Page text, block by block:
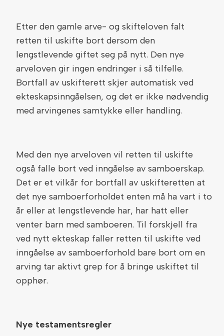
Etter den gamle arve- og skifteloven falt
retten til uskifte bort dersom den
lengstlevende giftet seg på nytt. Den nye
arveloven gir ingen endringer i så tilfelle.
Bortfall av uskifterett skjer automatisk ved
ekteskapsinngåelsen, og det er ikke nødvendig
med arvingenes samtykke eller handling.
Med den nye arveloven vil retten til uskifte
også falle bort ved inngåelse av samboerskap.
Det er et vilkår for bortfall av uskifteretten at
det nye samboerforholdet enten må ha vart i to
år eller at lengstlevende har, har hatt eller
venter barn med samboeren. Til forskjell fra
ved nytt ekteskap faller retten til uskifte ved
inngåelse av samboerforhold bare bort om en
arving tar aktivt grep for å bringe uskiftet til
opphør.
Nye testamentsregler